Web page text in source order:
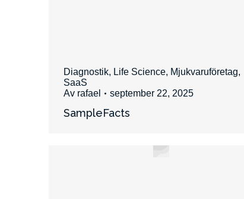
Diagnostik, Life Science, Mjukvaruföretag,
SaaS
Av rafael september 22, 2025
SampleFacts